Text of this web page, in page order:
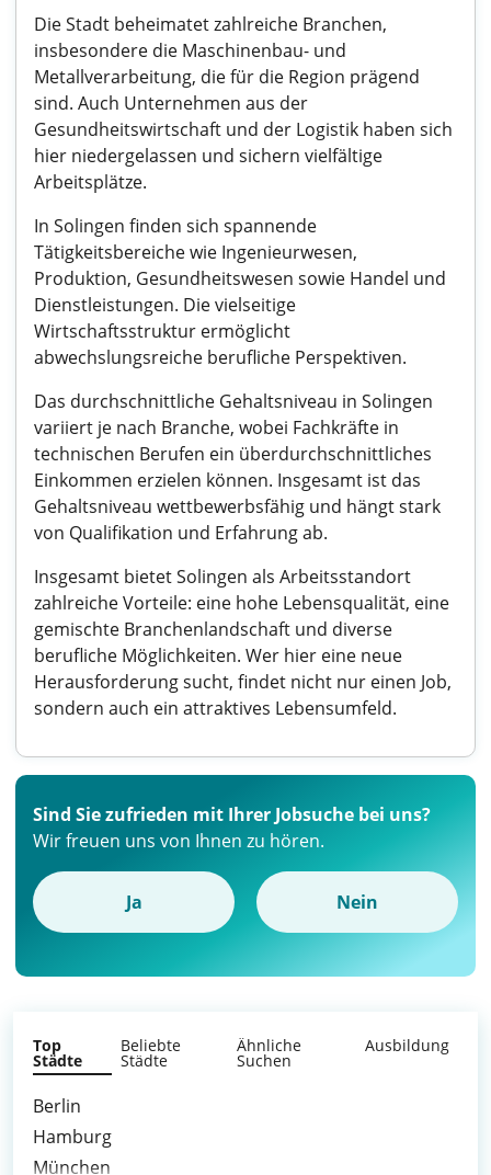
Die Stadt beheimatet zahlreiche Branchen,
insbesondere die Maschinenbau- und
Metallverarbeitung, die für die Region prägend
sind. Auch Unternehmen aus der
Gesundheitswirtschaft und der Logistik haben sich
hier niedergelassen und sichern vielfältige
Arbeitsplätze.
In Solingen finden sich spannende
Tätigkeitsbereiche wie Ingenieurwesen,
Produktion, Gesundheitswesen sowie Handel und
Dienstleistungen. Die vielseitige
Wirtschaftsstruktur ermöglicht
abwechslungsreiche berufliche Perspektiven.
Das durchschnittliche Gehaltsniveau in Solingen
variiert je nach Branche, wobei Fachkräfte in
technischen Berufen ein überdurchschnittliches
Einkommen erzielen können. Insgesamt ist das
Gehaltsniveau wettbewerbsfähig und hängt stark
von Qualifikation und Erfahrung ab.
Insgesamt bietet Solingen als Arbeitsstandort
zahlreiche Vorteile: eine hohe Lebensqualität, eine
gemischte Branchenlandschaft und diverse
berufliche Möglichkeiten. Wer hier eine neue
Herausforderung sucht, findet nicht nur einen Job,
sondern auch ein attraktives Lebensumfeld.
Sind Sie zufrieden mit Ihrer Jobsuche bei uns?
Wir freuen uns von Ihnen zu hören.
Ja Nein
Top
Städte
Beliebte
Städte
Ähnliche
Suchen
Ausbildung
Berlin
Hamburg
München